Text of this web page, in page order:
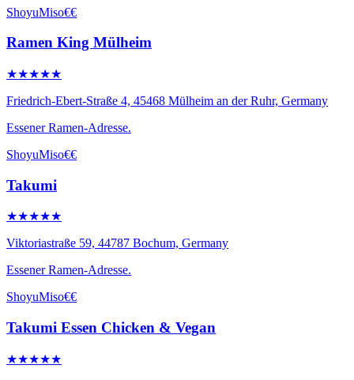
ShoyuMiso€€
Ramen King Mülheim
★★★★★
Friedrich-Ebert-Straße 4, 45468 Mülheim an der Ruhr, Germany
Essener Ramen-Adresse.
ShoyuMiso€€
Takumi
★★★★★
Viktoriastraße 59, 44787 Bochum, Germany
Essener Ramen-Adresse.
ShoyuMiso€€
Takumi Essen Chicken & Vegan
★★★★★